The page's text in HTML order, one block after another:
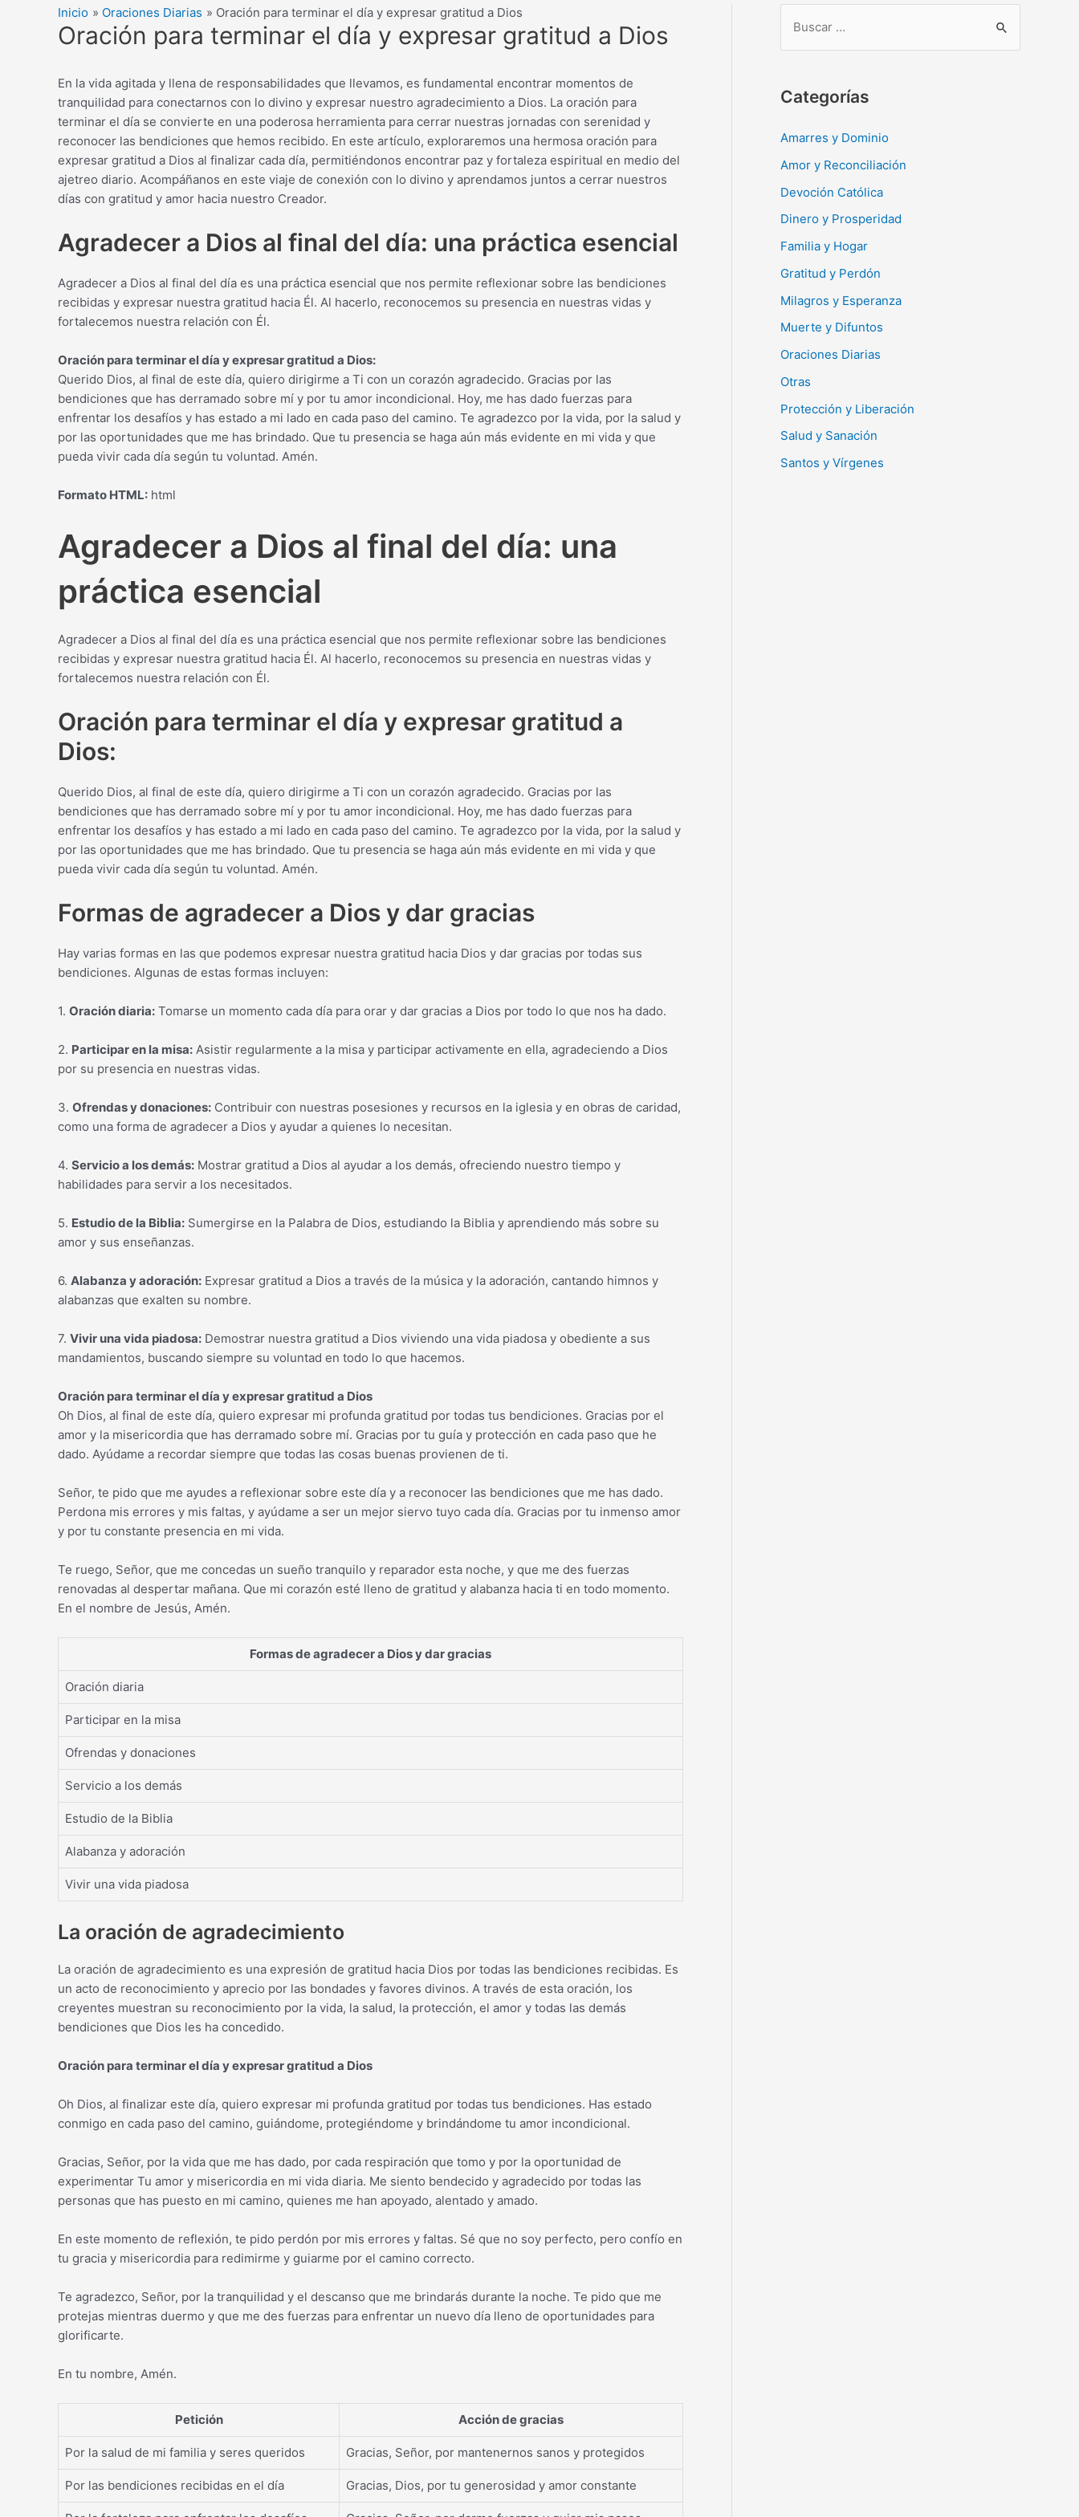
Inicio Oraciones Diarias Oración para terminar el día y expresar gratitud a Dios
Oración para terminar el día y expresar gratitud a Dios
En la vida agitada y llena de responsabilidades que llevamos, es fundamental encontrar momentos de
tranquilidad para conectarnos con lo divino y expresar nuestro agradecimiento a Dios. La oración para
terminar el día se convierte en una poderosa herramienta para cerrar nuestras jornadas con serenidad y
reconocer las bendiciones que hemos recibido. En este artículo, exploraremos una hermosa oración para
expresar gratitud a Dios al finalizar cada día, permitiéndonos encontrar paz y fortaleza espiritual en medio del
ajetreo diario. Acompáñanos en este viaje de conexión con lo divino y aprendamos juntos a cerrar nuestros
días con gratitud y amor hacia nuestro Creador.
Agradecer a Dios al final del día: una práctica esencial
Agradecer a Dios al final del día es una práctica esencial que nos permite reflexionar sobre las bendiciones
recibidas y expresar nuestra gratitud hacia Él. Al hacerlo, reconocemos su presencia en nuestras vidas y
fortalecemos nuestra relación con Él.
Oración para terminar el día y expresar gratitud a Dios:
Querido Dios, al final de este día, quiero dirigirme a Ti con un corazón agradecido. Gracias por las
bendiciones que has derramado sobre mí y por tu amor incondicional. Hoy, me has dado fuerzas para
enfrentar los desafíos y has estado a mi lado en cada paso del camino. Te agradezco por la vida, por la salud y
por las oportunidades que me has brindado. Que tu presencia se haga aún más evidente en mi vida y que
pueda vivir cada día según tu voluntad. Amén.
Formato HTML: html
Agradecer a Dios al final del día: una
práctica esencial
Agradecer a Dios al final del día es una práctica esencial que nos permite reflexionar sobre las bendiciones
recibidas y expresar nuestra gratitud hacia Él. Al hacerlo, reconocemos su presencia en nuestras vidas y
fortalecemos nuestra relación con Él.
Oración para terminar el día y expresar gratitud a
Dios:
Querido Dios, al final de este día, quiero dirigirme a Ti con un corazón agradecido. Gracias por las
bendiciones que has derramado sobre mí y por tu amor incondicional. Hoy, me has dado fuerzas para
enfrentar los desafíos y has estado a mi lado en cada paso del camino. Te agradezco por la vida, por la salud y
por las oportunidades que me has brindado. Que tu presencia se haga aún más evidente en mi vida y que
pueda vivir cada día según tu voluntad. Amén.
Formas de agradecer a Dios y dar gracias
Hay varias formas en las que podemos expresar nuestra gratitud hacia Dios y dar gracias por todas sus
bendiciones. Algunas de estas formas incluyen:
1. Oración diaria: Tomarse un momento cada día para orar y dar gracias a Dios por todo lo que nos ha dado.
2. Participar en la misa: Asistir regularmente a la misa y participar activamente en ella, agradeciendo a Dios
por su presencia en nuestras vidas.
3. Ofrendas y donaciones: Contribuir con nuestras posesiones y recursos en la iglesia y en obras de caridad,
como una forma de agradecer a Dios y ayudar a quienes lo necesitan.
4. Servicio a los demás: Mostrar gratitud a Dios al ayudar a los demás, ofreciendo nuestro tiempo y
habilidades para servir a los necesitados.
5. Estudio de la Biblia: Sumergirse en la Palabra de Dios, estudiando la Biblia y aprendiendo más sobre su
amor y sus enseñanzas.
6. Alabanza y adoración: Expresar gratitud a Dios a través de la música y la adoración, cantando himnos y
alabanzas que exalten su nombre.
7. Vivir una vida piadosa: Demostrar nuestra gratitud a Dios viviendo una vida piadosa y obediente a sus
mandamientos, buscando siempre su voluntad en todo lo que hacemos.
Oración para terminar el día y expresar gratitud a Dios
Oh Dios, al final de este día, quiero expresar mi profunda gratitud por todas tus bendiciones. Gracias por el
amor y la misericordia que has derramado sobre mí. Gracias por tu guía y protección en cada paso que he
dado. Ayúdame a recordar siempre que todas las cosas buenas provienen de ti.
Señor, te pido que me ayudes a reflexionar sobre este día y a reconocer las bendiciones que me has dado.
Perdona mis errores y mis faltas, y ayúdame a ser un mejor siervo tuyo cada día. Gracias por tu inmenso amor
y por tu constante presencia en mi vida.
Te ruego, Señor, que me concedas un sueño tranquilo y reparador esta noche, y que me des fuerzas
renovadas al despertar mañana. Que mi corazón esté lleno de gratitud y alabanza hacia ti en todo momento.
En el nombre de Jesús, Amén.
Formas de agradecer a Dios y dar gracias
Oración diaria
Participar en la misa
Ofrendas y donaciones
Servicio a los demás
Estudio de la Biblia
Alabanza y adoración
Vivir una vida piadosa
La oración de agradecimiento
La oración de agradecimiento es una expresión de gratitud hacia Dios por todas las bendiciones recibidas. Es
un acto de reconocimiento y aprecio por las bondades y favores divinos. A través de esta oración, los
creyentes muestran su reconocimiento por la vida, la salud, la protección, el amor y todas las demás
bendiciones que Dios les ha concedido.
Oración para terminar el día y expresar gratitud a Dios
Oh Dios, al finalizar este día, quiero expresar mi profunda gratitud por todas tus bendiciones. Has estado
conmigo en cada paso del camino, guiándome, protegiéndome y brindándome tu amor incondicional.
Gracias, Señor, por la vida que me has dado, por cada respiración que tomo y por la oportunidad de
experimentar Tu amor y misericordia en mi vida diaria. Me siento bendecido y agradecido por todas las
personas que has puesto en mi camino, quienes me han apoyado, alentado y amado.
En este momento de reflexión, te pido perdón por mis errores y faltas. Sé que no soy perfecto, pero confío en
tu gracia y misericordia para redimirme y guiarme por el camino correcto.
Te agradezco, Señor, por la tranquilidad y el descanso que me brindarás durante la noche. Te pido que me
protejas mientras duermo y que me des fuerzas para enfrentar un nuevo día lleno de oportunidades para
glorificarte.
En tu nombre, Amén.
Petición Acción de gracias
Por la salud de mi familia y seres queridos Gracias, Señor, por mantenernos sanos y protegidos
Por las bendiciones recibidas en el día Gracias, Dios, por tu generosidad y amor constante
c
r
Categorías
Amarres y Dominio
Amor y Reconciliación
Devoción Católica
Dinero y Prosperidad
Familia y Hogar
Gratitud y Perdón
Milagros y Esperanza
Muerte y Difuntos
Oraciones Diarias
Otras
Protección y Liberación
Salud y Sanación
Santos y Vírgenes